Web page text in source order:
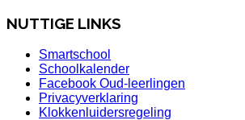
NUTTIGE LINKS
Smartschool
Schoolkalender
Facebook Oud-leerlingen
Privacyverklaring
Klokkenluidersregeling